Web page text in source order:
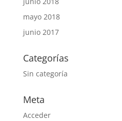
mayo 2018
junio 2017
Categorías
Sin categoría
Meta
Acceder